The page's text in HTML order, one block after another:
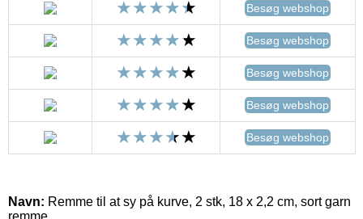
Besøg webshop
Besøg webshop
Besøg webshop
Besøg webshop
Besøg webshop
Navn: Remme til at sy på kurve, 2 stk, 18 x 2,2 cm, sort garn
remme,